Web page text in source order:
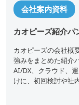
会社案内資料
カオピーズ紹介パ
カオピーズの会社概
強みをまとめた紹介
AI/DX、クラウド、
けに、初回検討や社